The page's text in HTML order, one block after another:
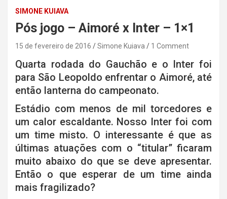
SIMONE KUIAVA
Pós jogo – Aimoré x Inter – 1×1
15 de fevereiro de 2016 Simone Kuiava 1 Comment
Quarta rodada do Gauchão e o Inter foi
para São Leopoldo enfrentar o Aimoré, até
então lanterna do campeonato.
Estádio com menos de mil torcedores e
um calor escaldante. Nosso Inter foi com
um time misto. O interessante é que as
últimas atuações com o “titular” ficaram
muito abaixo do que se deve apresentar.
Então o que esperar de um time ainda
mais fragilizado?